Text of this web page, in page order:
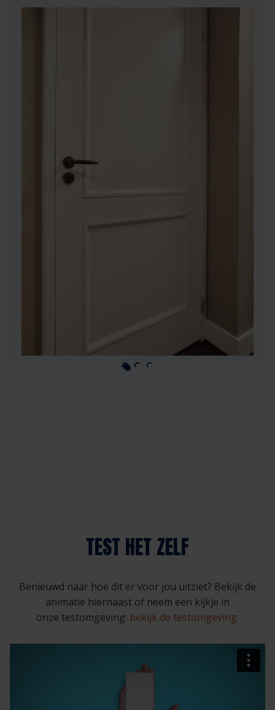
TEST HET ZELF
Benieuwd naar hoe dit er voor jou uitziet? Bekijk de
animatie hiernaast of neem een kijkje in
onze testomgeving: bekijk de testomgeving.